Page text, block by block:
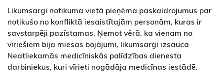
Likumsargi notikuma vietā pieņēma paskaidrojumus par
notikušo no konfliktā iesaistītajām personām, kuras ir
savstarpēji pazīstamas. Ņemot vērā, ka vienam no
vīriešiem bija miesas bojājumi, likumsargi izsauca
Neatliekamās medicīniskās palīdzības dienesta
darbiniekus, kuri vīrieti nogādāja medicīnas iestādē.